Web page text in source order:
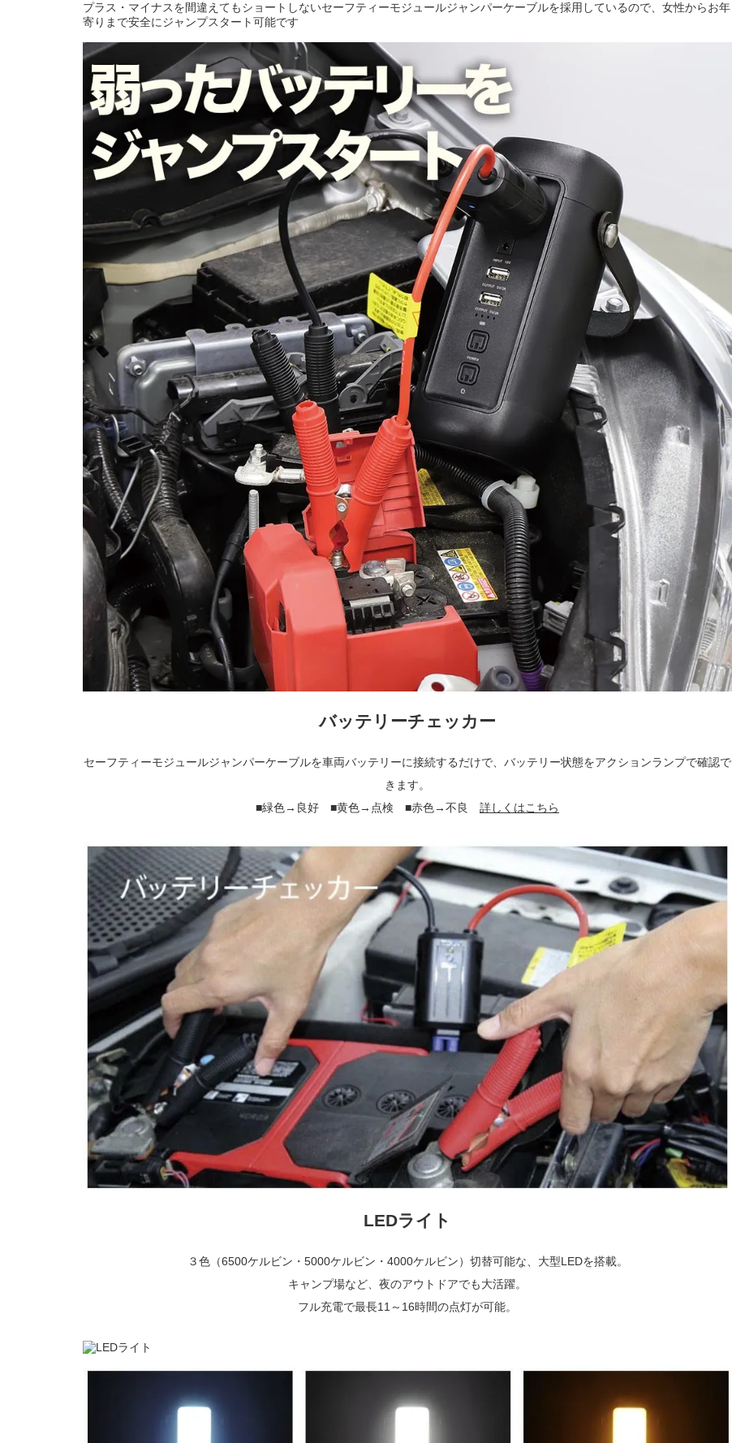
プラス・マイナスを間違えてもショートしないセーフティーモジュールジャンパーケーブルを採用しているので、女性からお年
寄りまで安全にジャンプスタート可能です
バッテリーチェッカー
セーフティーモジュールジャンパーケーブルを車両バッテリーに接続するだけで、バッテリー状態をアクションランプで確認で
きます。
■緑色→良好 ■黄色→点検 ■赤色→不良 詳しくはこちら
LEDライト
３色（6500ケルビン・5000ケルビン・4000ケルビン）切替可能な、大型LEDを搭載。
キャンプ場など、夜のアウトドアでも大活躍。
フル充電で最長11～16時間の点灯が可能。